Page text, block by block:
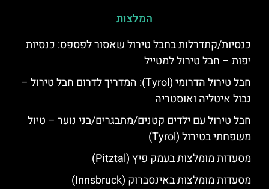
המלצות
כנסיות/קתדרלות בחבל טירול שאסור לפספס: כנסיות
יפות – חבל טירול למטייל
חבל טירול הדרומי (Tyrol): המדריך לדרום חבל טירול –
גבול איטליה ואוסטריה
חבל טירול עם ילדים קטנים/מתבגרים/בני נוער – טיול
משפחתי בטירול (Tyrol)
מסעדות מומלצות בעמק פיץ (Pitztal)
מסעדות מומלצות באינסברוק (Innsbruck)